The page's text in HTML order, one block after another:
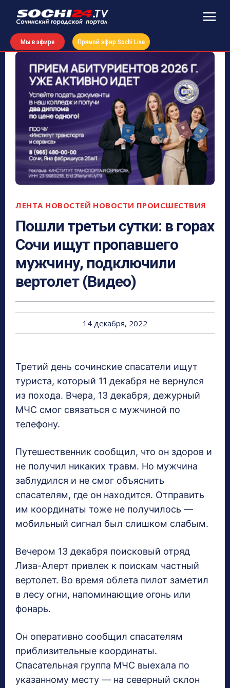
Мы в эфире Прямой эфир Sochi Live
ЛЕНТА НОВОСТЕЙ НОВОСТИ ПРОИСШЕСТВИЯ
Пошли третьи сутки: в горах
Сочи ищут пропавшего
мужчину, подключили
вертолет (Видео)
14 декабря, 2022
Третий день сочинские спасатели ищут
туриста, который 11 декабря не вернулся
из похода. Вчера, 13 декабря, дежурный
МЧС смог связаться с мужчиной по
телефону.
Путешественник сообщил, что он здоров и
не получил никаких травм. Но мужчина
заблудился и не смог объяснить
спасателям, где он находится. Отправить
им координаты тоже не получилось —
мобильный сигнал был слишком слабым.
Вечером 13 декабря поисковый отряд
Лиза-Алерт привлек к поискам частный
вертолет. Во время облета пилот заметил
в лесу огни, напоминающие огонь или
фонарь.
Он оперативно сообщил спасателям
приблизительные координаты.
Спасательная группа МЧС выехала по
указанному месту — на северный склон